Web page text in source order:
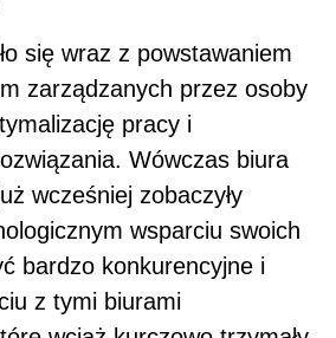
się wraz z powstawaniem
zarządzanych przez osoby
pracy i
Wówczas biura
wcześniej zobaczyły
wsparciu swoich
bardzo konkurencyjne i
z tymi biurami